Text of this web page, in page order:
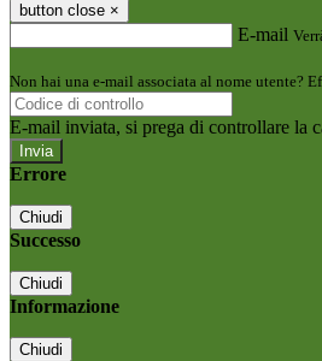
button close ×
E-mail
Non hai una e-mail associata al nome utente?
E-mail inviata, si prega di controllare la
Errore
Chiudi
Successo
Chiudi
Informazione
Chiudi